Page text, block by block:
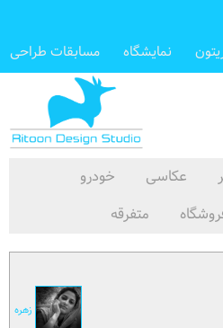
نمایشگاه مسابقات طراحی
عکاسی
خودرو
متفرقه
زهره